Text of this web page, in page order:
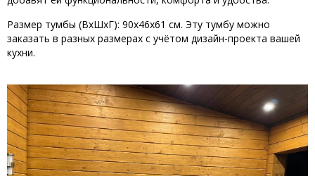
Размер тумбы (ВхШхГ): 90х46x61 см. Эту тумбу можно
заказать в разных размерах с учётом дизайн-проекта вашей
кухни.